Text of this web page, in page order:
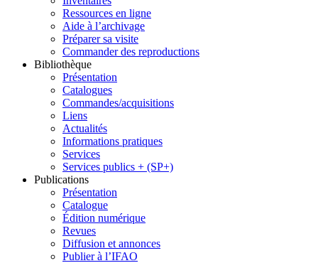
Ressources en ligne
Aide à l’archivage
Préparer sa visite
Commander des reproductions
Bibliothèque
Présentation
Catalogues
Commandes/acquisitions
Liens
Actualités
Informations pratiques
Services
Services publics + (SP+)
Publications
Présentation
Catalogue
Édition numérique
Revues
Diffusion et annonces
Publier à l’IFAO